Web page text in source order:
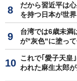
だから習近平は
を持つ日本が世
台湾では6歳未満
が"灰色"に塗っ
これで｢愛子天皇
われた麻生太郎